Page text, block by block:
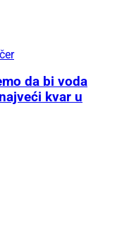
da bi voda
kvar u